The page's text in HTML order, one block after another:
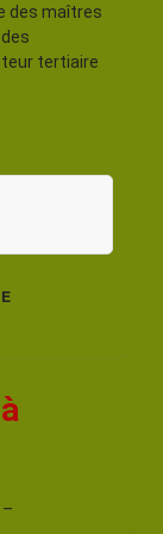
des maîtres
tertiaire